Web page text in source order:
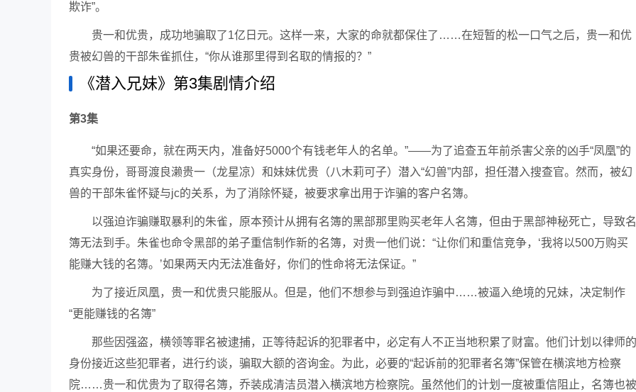
欺诈”。
贵一和优贵，成功地骗取了1亿日元。这样一来，大家的命就都保住了……在短暂的松一口气之后，贵一和优
贵被幻兽的干部朱雀抓住，“你从谁那里得到名取的情报的？”
《潜入兄妹》第3集剧情介绍
第3集
“如果还要命，就在两天内，准备好5000个有钱老年人的名单。”——为了追查五年前杀害父亲的凶手“凤凰”的
真实身份，哥哥渡良濑贵一（龙星凉）和妹妹优贵（八木莉可子）潜入“幻兽”内部，担任潜入搜查官。然而，被幻
兽的干部朱雀怀疑与jc的关系，为了消除怀疑，被要求拿出用于诈骗的客户名簿。
以强迫诈骗赚取暴利的朱雀，原本预计从拥有名簿的黑部那里购买老年人名簿，但由于黑部神秘死亡，导致名
簿无法到手。朱雀也命令黑部的弟子重信制作新的名簿，对贵一他们说：“让你们和重信竞争，‘我将以500万购买
能赚大钱的名簿。’如果两天内无法准备好，你们的性命将无法保证。”
为了接近凤凰，贵一和优贵只能服从。但是，他们不想参与到强迫诈骗中……被逼入绝境的兄妹，决定制作
“更能赚钱的名簿”
那些因强盗，横领等罪名被逮捕，正等待起诉的犯罪者中，必定有人不正当地积累了财富。他们计划以律师的
身份接近这些犯罪者，进行约谈，骗取大额的咨询金。为此，必要的“起诉前的犯罪者名簿”保管在横滨地方检察
院……贵一和优贵为了取得名簿，乔装成清洁员潜入横滨地方检察院。虽然他们的计划一度被重信阻止，名簿也被